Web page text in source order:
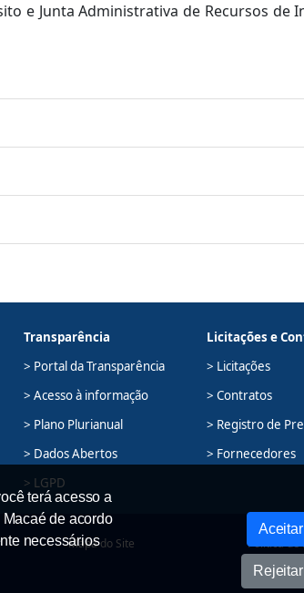
e Junta Administrativa de Recursos de
Transparência
> Portal da Transparência
> Acesso à informação
> Plano Plurianual
> Dados Abertos
> LGPD
Licitações e
> Licitações
> Contratos
> Registro de
> Fornecedores
Mapa do Site Política de
terá acesso a
de acordo
necessários